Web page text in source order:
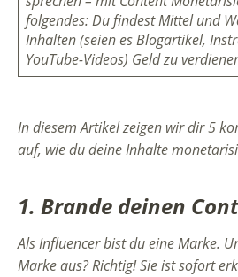
folgendes: Du findest Mittel und
Inhalten (seien es Blogartikel,
YouTube-Videos) Geld zu
In diesem Artikel zeigen wir dir 5
auf, wie du deine Inhalte
1. Brande deinen
Als Influencer bist du eine Marke.
Marke aus? Richtig! Sie ist sofort